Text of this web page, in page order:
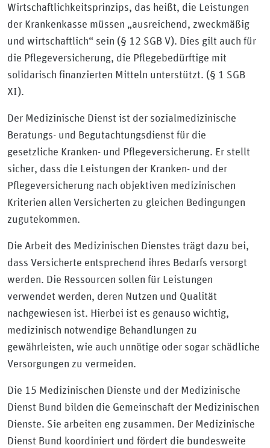
Wirtschaftlichkeitsprinzips, das heißt, die Leistungen
der Krankenkasse müssen „ausreichend, zweckmäßig
und wirtschaftlich“ sein (§ 12 SGB V). Dies gilt auch für
die Pflegeversicherung, die Pflegebedürftige mit
solidarisch finanzierten Mitteln unterstützt. (§ 1 SGB
XI).
Der Medizinische Dienst ist der sozialmedizinische
Beratungs- und Begutachtungsdienst für die
gesetzliche Kranken- und Pflegeversicherung. Er stellt
sicher, dass die Leistungen der Kranken- und der
Pflegeversicherung nach objektiven medizinischen
Kriterien allen Versicherten zu gleichen Bedingungen
zugutekommen.
Die Arbeit des Medizinischen Dienstes trägt dazu bei,
dass Versicherte entsprechend ihres Bedarfs versorgt
werden. Die Ressourcen sollen für Leistungen
verwendet werden, deren Nutzen und Qualität
nachgewiesen ist. Hierbei ist es genauso wichtig,
medizinisch notwendige Behandlungen zu
gewährleisten, wie auch unnötige oder sogar schädliche
Versorgungen zu vermeiden.
Die 15 Medizinischen Dienste und der Medizinische
Dienst Bund bilden die Gemeinschaft der Medizinischen
Dienste. Sie arbeiten eng zusammen. Der Medizinische
Dienst Bund koordiniert und fördert die bundesweite